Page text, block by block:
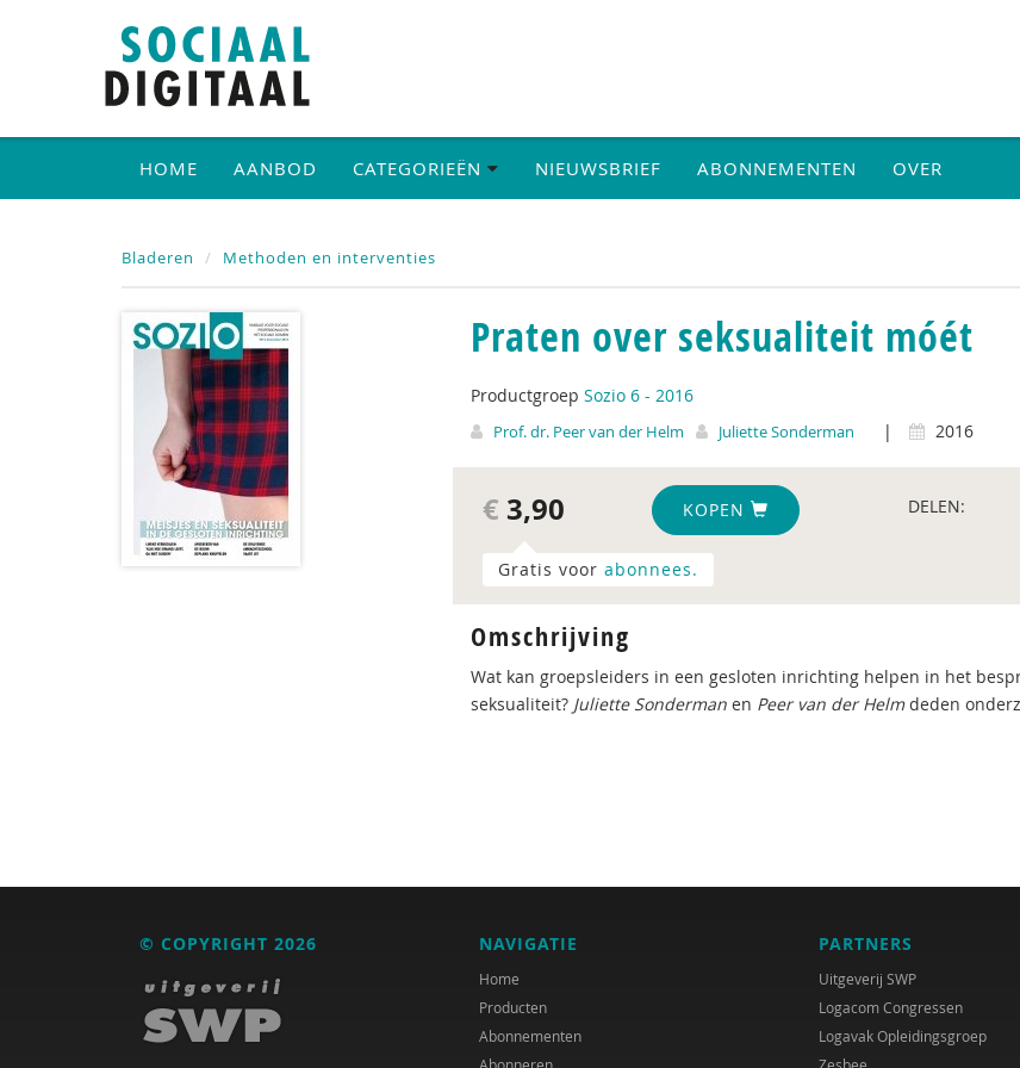
HOME AANBOD CATEGORIEËN NIEUWSBRIEF ABONNEMENTEN OVER
Bladeren Methoden en interventies
Praten over seksualiteit móét
Productgroep Sozio 6 - 2016
Prof. dr. Peer van der Helm Juliette Sonderman | 2016
€ 3,90 KOPEN DELEN:
Gratis voor abonnees.
Omschrijving
Wat kan groepsleiders in een gesloten inrichting helpen in het
seksualiteit? Juliette Sondermanen Peer van der Helmdeden
© COPYRIGHT 2026 NAVIGATIE
Home
Producten
Abonnementen
PARTNERS
Uitgeverij SWP
Logacom Congressen
Logavak Opleidingsgroep